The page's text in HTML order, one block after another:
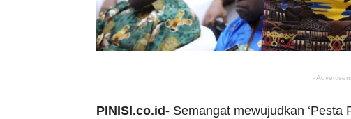
-
PINISI.co.id- Semangat mewujudkan ‘Pesta